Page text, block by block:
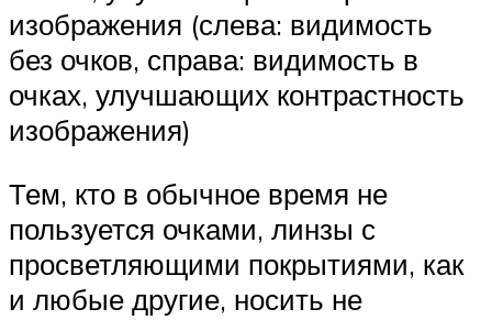
изображения (слева: видимость
без очков, справа: видимость в
очках, улучшающих контрастность
изображения)
Тем, кто в обычное время не
пользуется очками, линзы с
просветляющими покрытиями, как
и любые другие, носить не